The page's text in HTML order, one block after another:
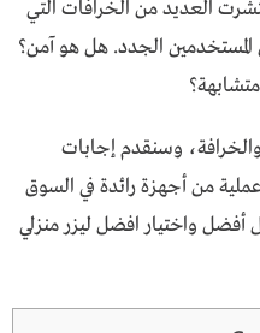
العديد من الخرافات التي
الجدد. هل هو آمن؟
وسنقدم إجابات
من أجهزة رائدة في السوق
واختيار افضل ليزر منزلي